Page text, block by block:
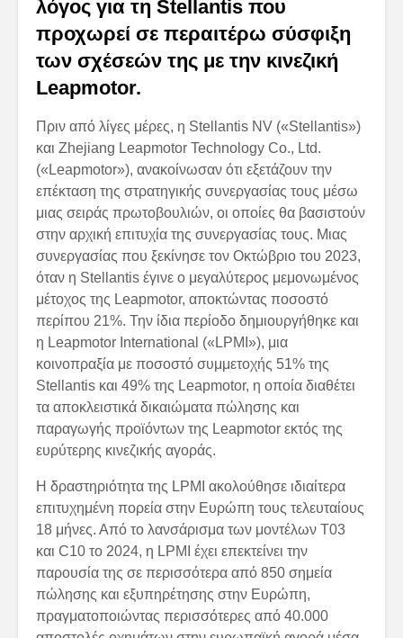
λόγος για τη Stellantis που
προχωρεί σε περαιτέρω σύσφιξη
των σχέσεών της με την κινεζική
Leapmotor.
Πριν από λίγες μέρες, η Stellantis NV («Stellantis»)
και Zhejiang Leapmotor Technology Co., Ltd.
(«Leapmotor»), ανακοίνωσαν ότι εξετάζουν την
επέκταση της στρατηγικής συνεργασίας τους μέσω
μιας σειράς πρωτοβουλιών, οι οποίες θα βασιστούν
στην αρχική επιτυχία της συνεργασίας τους. Μιας
συνεργασίας που ξεκίνησε τον Οκτώβριο του 2023,
όταν η Stellantis έγινε ο μεγαλύτερος μεμονωμένος
μέτοχος της Leapmotor, αποκτώντας ποσοστό
περίπου 21%. Την ίδια περίοδο δημιουργήθηκε και
η Leapmotor International («LPMI»), μια
κοινοπραξία με ποσοστό συμμετοχής 51% της
Stellantis και 49% της Leapmotor, η οποία διαθέτει
τα αποκλειστικά δικαιώματα πώλησης και
παραγωγής προϊόντων της Leapmotor εκτός της
ευρύτερης κινεζικής αγοράς.
Η δραστηριότητα της LPMI ακολούθησε ιδιαίτερα
επιτυχημένη πορεία στην Ευρώπη τους τελευταίους
18 μήνες. Από το λανσάρισμα των μοντέλων T03
και C10 το 2024, η LPMI έχει επεκτείνει την
παρουσία της σε περισσότερα από 850 σημεία
πώλησης και εξυπηρέτησης στην Ευρώπη,
πραγματοποιώντας περισσότερες από 40.000